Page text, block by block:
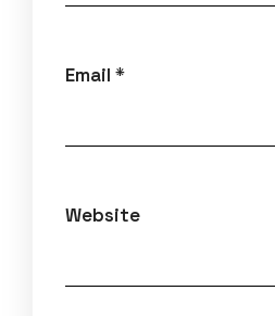
Email *
Website